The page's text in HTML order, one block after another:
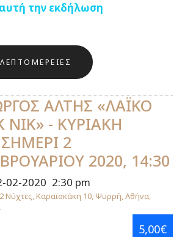
την εκδήλωση
ΛΕΠΤΟΜΈΡΕΙΕΣ
ΑΛΤΗΣ «ΛΑΪΚΟ
ΝΙΚ» - ΚΥΡΙΑΚΗ
2
2020, 14:30
02-2020 2:30 pm
Νύχτες, Καραϊσκάκη 10, Ψυρρή, Αθήνα,
5,00€